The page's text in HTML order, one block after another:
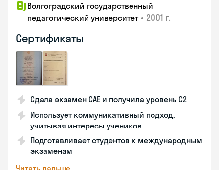
Волгоградский государственный
педагогический университет • 2001 г.
Сертификаты
Сдала экзамен CAE и получила уровень С2
Использует коммуникативный подход,
учитывая интересы учеников
Подготавливает студентов к международным
экзаменам
Читать дальше